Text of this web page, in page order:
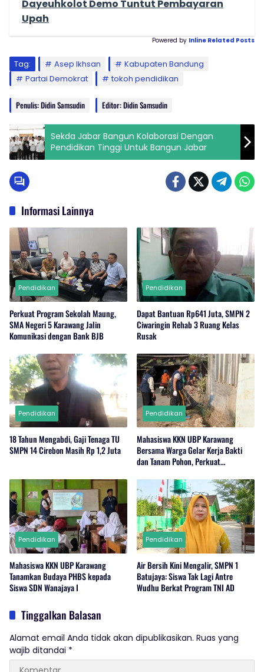
Dayeuhkolot Demo Tuntut Pembayaran
Upah
Powered by Inline Related Posts
Tag: Asep Ikhsan
Kabupaten Bandung
Partai Demokrat
tokoh pendidikan
Penulis: Didin Samsudin Editor: Didin Samsudin
Sekda Jabar Bangun Kolaborasi Dengan
Pendidikan Tinggi Untuk Bangun Jabar
Informasi Lainnya
Pendidikan
Perkuat Program Sekolah Maung,
SMA Negeri 5 Karawang Jalin
Komunikasi dengan Bank BJB
Pendidikan
Dapat Bantuan Rp641 Juta, SMPN 2
Ciwaringin Rehab 3 Ruang Kelas
Rusak
Pendidikan
18 Tahun Mengabdi, Gaji Tenaga TU
SMPN 14 Cirebon Masih Rp 1,2 Juta
Pendidikan
Mahasiswa KKN UBP Karawang
Bersama Warga Gelar Kerja Bakti
dan Tanam Pohon, Perkuat
Pendidikan
Mahasiswa KKN UBP Karawang
Tanamkan Budaya PHBS kepada
Siswa SDN Wanajaya I
Pendidikan
Air Bersih Kini Mengalir, SMPN 1
Batujaya: Siswa Tak Lagi Antre
Wudhu Berkat Program TNI AD
Tinggalkan Balasan
Alamat email Anda tidak akan dipublikasikan. Ruas yang
wajib ditandai *